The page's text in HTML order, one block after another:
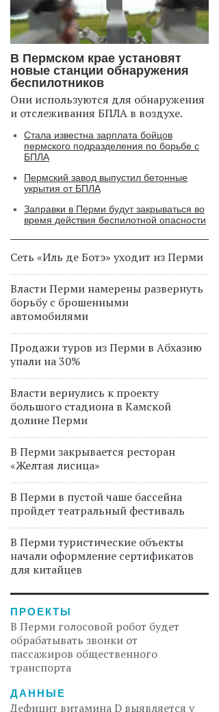
В Пермском крае установят
новые станции обнаружения
беспилотников
Они используются для обнаружения
и отслеживания БПЛА в воздухе.
Стала известна зарплата бойцов
пермского подразделения по борьбе с
БПЛА
Пермский завод выпустил бетонные
укрытия от БПЛА
Заправки в Перми будут закрываться во
время действия беспилотной опасности
Сеть «Иль де Ботэ» уходит из Перми
Власти Перми намерены развернуть
борьбу с брошенными
автомобилями
Продажи туров из Перми в Абхазию
упали на 30%
Власти вернулись к проекту
большого стадиона в Камской
долине Перми
В Перми закрывается ресторан
«Желтая лисица»
В Перми в пустой чаше бассейна
пройдет театральный фестиваль
В Перми туристические объекты
начали оформление сертификатов
для китайцев
ПРОЕКТЫ
В Перми голосовой робот будет
обрабатывать звонки от
пассажиров общественного
транспорта
ДАННЫЕ
Дефицит витамина D выявляется у